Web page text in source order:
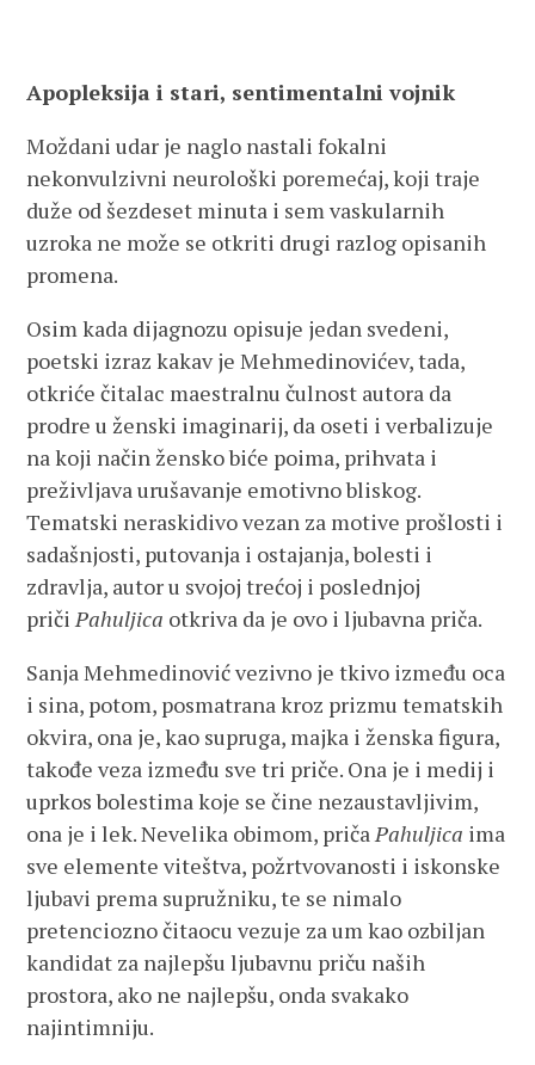
Apopleksija i stari, sentimentalni vojnik
Moždani udar je naglo nastali fokalni
nekonvulzivni neurološki poremećaj, koji traje
duže od šezdeset minuta i sem vaskularnih
uzroka ne može se otkriti drugi razlog opisanih
promena.
Osim kada dijagnozu opisuje jedan svedeni,
poetski izraz kakav je Mehmedinovićev, tada,
otkriće čitalac maestralnu čulnost autora da
prodre u ženski imaginarij, da oseti i verbalizuje
na koji način žensko biće poima, prihvata i
preživljava urušavanje emotivno bliskog.
Tematski neraskidivo vezan za motive prošlosti i
sadašnjosti, putovanja i ostajanja, bolesti i
zdravlja, autor u svojoj trećoj i poslednjoj
pričiPahuljica otkriva da je ovo i ljubavna priča.
Sanja Mehmedinović vezivno je tkivo između oca
i sina, potom, posmatrana kroz prizmu tematskih
okvira, ona je, kao supruga, majka i ženska figura,
takođe veza između sve tri priče. Ona je i medij i
uprkos bolestima koje se čine nezaustavljivim,
ona je i lek. Nevelika obimom, pričaPahuljica ima
sve elemente viteštva, požrtvovanosti i iskonske
ljubavi prema supružniku, te se nimalo
pretenciozno čitaocu vezuje za um kao ozbiljan
kandidat za najlepšu ljubavnu priču naših
prostora, ako ne najlepšu, onda svakako
najintimniju.